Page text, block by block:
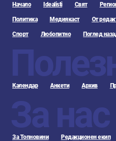
Начало Idealisti Свят
Политика Медиякаст От
Спорт Любопитно Поглед
Календар Анкети Архив
За нас
За Топновини Редакционен екип